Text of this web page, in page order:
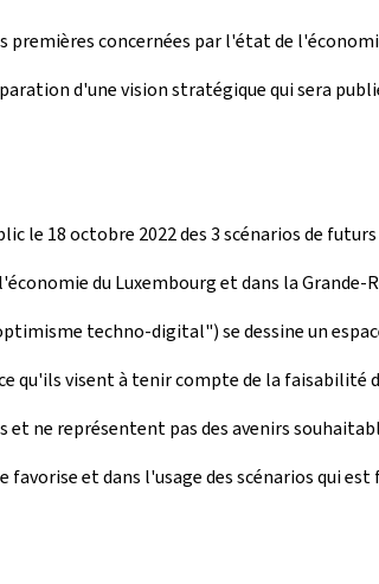
concernées par l'état de
d'une vision stratégique qui sera
le 18 octobre 2022 des 3 scénarios de
du Luxembourg et dans la
techno-digital") se dessine un
qu'ils visent à tenir compte de la faisabilité
ne représentent pas des avenirs
et dans l'usage des scénarios qui